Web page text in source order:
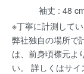
袖丈 : 48
※丁寧に計測して
弊社独自の場所で
は、前身頃襟元よ
い。 詳しくはサイ